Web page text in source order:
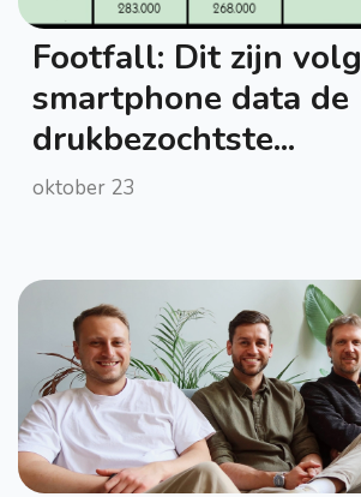
Footfall: Dit zijn
smartphone data de
drukbezochtste...
oktober 23